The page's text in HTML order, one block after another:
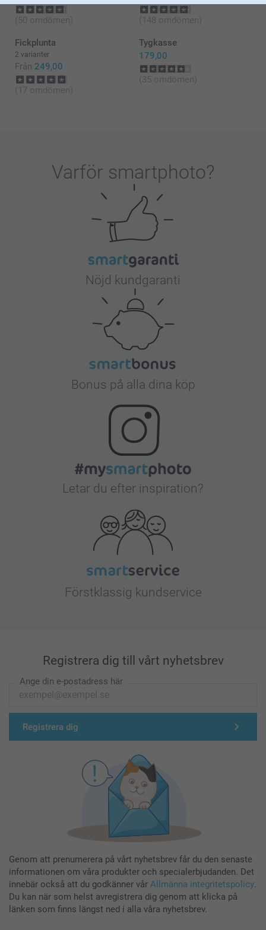
Vi ser fram emot att höra ifrån dig.
Varma hälsningar
(50 omdömen) (148 omdömen)
Fickplunta
2 varianter
Från 249,00
(17 omdömen)
Tygkasse
179,00
(35 omdömen)
Varför smartphoto?
Nöjd kundgaranti
Bonus på alla dina köp
Letar du efter inspiration?
Förstklassig kundservice
Registrera dig till vårt nyhetsbrev
Ange din e-postadress här
Registrera dig
Genom att prenumerera på vårt nyhetsbrev får du den senaste
informationen om våra produkter och specialerbjudanden. Det
innebär också att du godkänner vår Allmänna integritetspolicy.
Du kan när som helst avregistrera dig genom att klicka på
länken som finns längst ned i alla våra nyhetsbrev.